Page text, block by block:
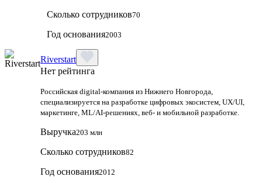
Сколько сотрудников70
Год основания2003
Riverstart
Нет рейтинга
Российская digital‑компания из Нижнего Новгорода,
специализируется на разработке цифровых экосистем, UX/UI,
маркетинге, ML/AI‑решениях, веб‑ и мобильной разработке.
Выручка203 млн
Сколько сотрудников82
Год основания2012